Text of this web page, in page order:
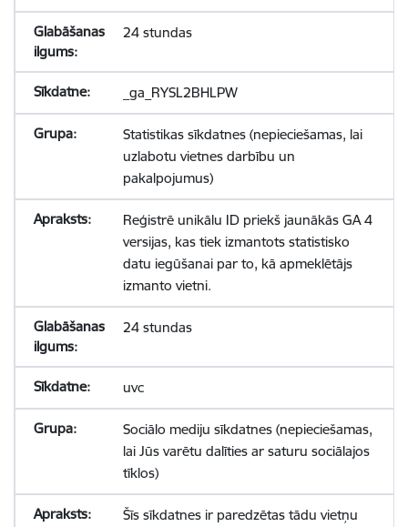
24 stundas
_ga_RYSL2BHLPW
Statistikas sīkdatnes (nepieciešamas, lai
uzlabotu vietnes darbību un
pakalpojumus)
Reģistrē unikālu ID priekš jaunākās GA 4
versijas, kas tiek izmantots statistisko
datu iegūšanai par to, kā apmeklētājs
izmanto vietni.
24 stundas
uvc
Sociālo mediju sīkdatnes (nepieciešamas,
lai Jūs varētu dalīties ar saturu sociālajos
tīklos)
Šīs sīkdatnes ir paredzētas tādu vietņu